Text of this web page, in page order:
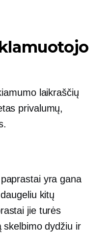
laikraščių
privalumų,
yra gana
kitų
jie turės
skelbimo dydžiu ir